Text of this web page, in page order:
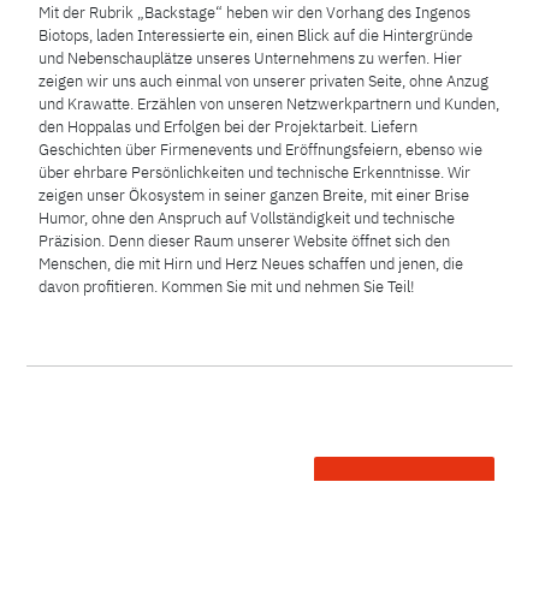
Mit der Rubrik „Backstage“ heben wir den Vorhang des Ingenos
Biotops, laden Interessierte ein, einen Blick auf die Hintergründe
und Nebenschauplätze unseres Unternehmens zu werfen. Hier
zeigen wir uns auch einmal von unserer privaten Seite, ohne Anzug
und Krawatte. Erzählen von unseren Netzwerkpartnern und Kunden,
den Hoppalas und Erfolgen bei der Projektarbeit. Liefern
Geschichten über Firmenevents und Eröffnungsfeiern, ebenso wie
über ehrbare Persönlichkeiten und technische Erkenntnisse. Wir
zeigen unser Ökosystem in seiner ganzen Breite, mit einer Brise
Humor, ohne den Anspruch auf Vollständigkeit und technische
Präzision. Denn dieser Raum unserer Website öffnet sich den
Menschen, die mit Hirn und Herz Neues schaffen und jenen, die
davon profitieren. Kommen Sie mit und nehmen Sie Teil!